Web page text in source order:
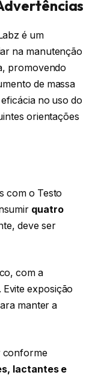
é um
na manutenção
promovendo
de massa
no uso do
orientações
com o Testo
quatro
deve ser
com a
exposição
manter a
conforme
lactantes e